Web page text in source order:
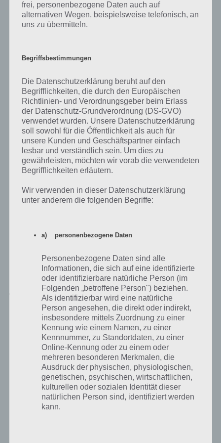
geparkten Auto?
Out Level 8
10
1 bis 10 von 80 Einträgen Zurück
Tipp, um schneller voranzukommen
Brain Out hat sehr viel Werbung. Es ist daher empfehlenswert die
App im Flugzeugmodus zu starten, um keine Werbung mehr
angezeigt zu bekommen. Du kannst dir dann zwar keine Schlüssel
mehr verdienen, aber hier bei uns findest du die Brain Out Lösung ja
auch.
empfehlen wir dir die Videowerbung anzuschauen. Wer die App im
läuft, denn Brain Out versucht die gesamte Zeit Werbung zu laden.
Jetzt Brain Out kostenlos herunterladen
Solltest du nur von einem Freund auf Brain Out aufmerksam
gemacht worden sein, dann findest du abschließend nochmal die
Links zum Download. Brain Out ist das etwas anderes Rätselspiel,
denn hier kommt es nicht immer auf Logik an, sondern manchmal
muss man alles auf die Goldwaage legen.
Die Rätsel sind dabei unterschiedlich, vom reinen antippen zum
Verschieben, Drehen des Gerätes und Eingeben von Lösungen ist
vieles vertreten. Brain Out verfügt aktuell über 180 Level.
frei, personenbezogene Daten auch auf
alternativen Wegen, beispielsweise telefonisch, an
uns zu übermitteln.
Begriffsbestimmungen
Die Datenschutzerklärung beruht auf den
Begrifflichkeiten, die durch den Europäischen
Richtlinien- und Verordnungsgeber beim Erlass
der Datenschutz-Grundverordnung (DS-GVO)
verwendet wurden. Unsere Datenschutzerklärung
soll sowohl für die Öffentlichkeit als auch für
unsere Kunden und Geschäftspartner einfach
lesbar und verständlich sein. Um dies zu
gewährleisten, möchten wir vorab die verwendeten
Begrifflichkeiten erläutern.
Wir verwenden in dieser Datenschutzerklärung
unter anderem die folgenden Begriffe:
a) personenbezogene Daten
Personenbezogene Daten sind alle
Informationen, die sich auf eine identifizierte
oder identifizierbare natürliche Person (im
Folgenden „betroffene Person") beziehen.
Als identifizierbar wird eine natürliche
Person angesehen, die direkt oder indirekt,
insbesondere mittels Zuordnung zu einer
Kennung wie einem Namen, zu einer
Kennnummer, zu Standortdaten, zu einer
Online-Kennung oder zu einem oder
mehreren besonderen Merkmalen, die
Ausdruck der physischen, physiologischen,
genetischen, psychischen, wirtschaftlichen,
kulturellen oder sozialen Identität dieser
natürlichen Person sind, identifiziert werden
kann.